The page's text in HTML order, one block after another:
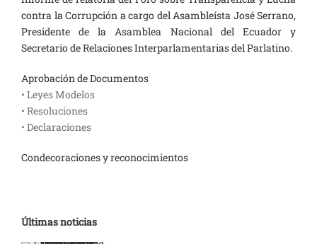
contra la Corrupción a cargo del Asambleísta José Serrano,
Presidente de la Asamblea Nacional del Ecuador y
Secretario de Relaciones Interparlamentarias del Parlatino.
Aprobación de Documentos
• Leyes Modelos
• Resoluciones
• Declaraciones
Condecoraciones y reconocimientos
Últimas noticias